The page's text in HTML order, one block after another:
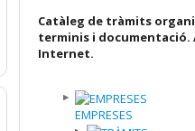
Catàleg de tràmits
terminis i documentació.
Internet.
EMPRESES